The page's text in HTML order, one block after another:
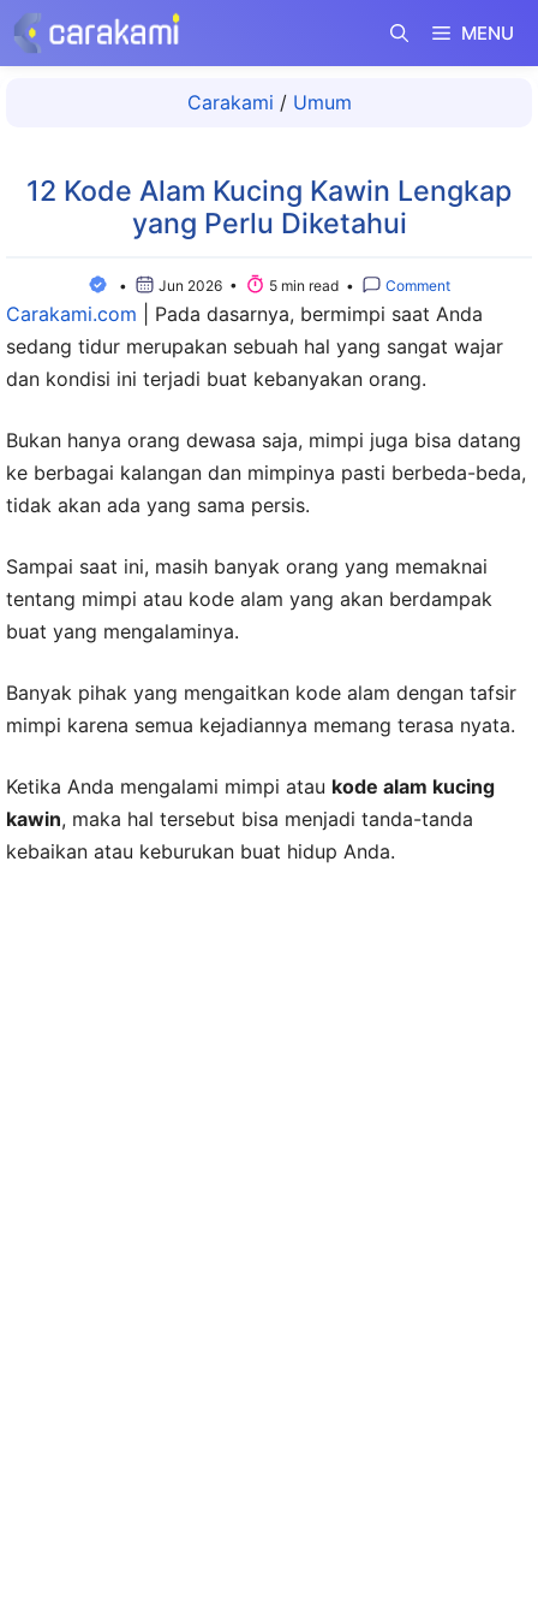
Langsung
ke
MENU
Carakami / Umum
12 Kode Alam Kucing Kawin Lengkap
yang Perlu Diketahui
• Jun 2026 • 5 min read • Comment
Carakami.com
Pada dasarnya, bermimpi saat Anda
sedang tidur merupakan sebuah hal yang sangat wajar
dan kondisi ini terjadi buat kebanyakan orang.
Bukan hanya orang dewasa saja, mimpi juga bisa datang
ke berbagai kalangan dan mimpinya pasti berbeda-beda,
tidak akan ada yang sama persis.
Sampai saat ini, masih banyak orang yang memaknai
tentang mimpi atau kode alam yang akan berdampak
buat yang mengalaminya.
Banyak pihak yang mengaitkan kode alam dengan tafsir
mimpi karena semua kejadiannya memang terasa nyata.
Ketika Anda mengalami mimpi atau kode alam kucing
kawin, maka hal tersebut bisa menjadi tanda-tanda
kebaikan atau keburukan buat hidup Anda.